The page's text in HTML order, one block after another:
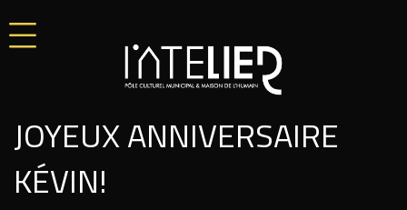
JOYEUX ANNIVERSAIRE
KÉVIN!